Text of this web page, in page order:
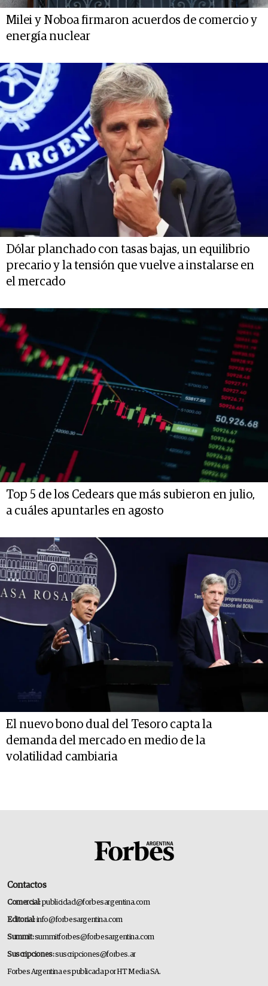
Milei y Noboa firmaron acuerdos de comercio y
energía nuclear
Dólar planchado con tasas bajas, un equilibrio
precario y la tensión que vuelve a instalarse en
el mercado
Top 5 de los Cedears que más subieron en julio,
a cuáles apuntarles en agosto
El nuevo bono dual del Tesoro capta la
demanda del mercado en medio de la
volatilidad cambiaria
Contactos
Comercial:publicidad@forbesargentina.com
Editorial:info@forbesargentina.com
Summit:summitforbes@forbesargentina.com
Suscripciones:suscripciones@forbes.ar
Forbes Argentina es publicada por HT Media SA.